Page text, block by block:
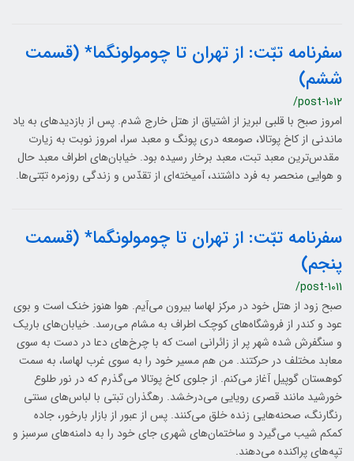
سفرنامه تبّت: از تهران تا چومولونگما* (قسمت
ششم)
/post-1012
امروز صبح با قلبی لبریز از اشتیاق از هتل خارج شدم. پس از بازدیدهای به یاد
ماندنی از کاخ پوتالا، صومعه دری پونگ و معبد سرا، امروز نوبت به زیارت
مقدس‌ترین معبد تبت، معبد برخار رسیده بود. خیابان‌های اطراف معبد حال
و هوایی منحصر به فرد داشتند، آمیخته‌ای از تقدّس و زندگی روزمره تبّتی‌ها.
سفرنامه تبّت: از تهران تا چومولونگما* (قسمت
پنجم)
/post-1011
صبح زود از هتل خود در مرکز لهاسا بیرون می‌آیم. هوا هنوز خنک است و بوی
عود و کندر از فروشگاه‌های کوچک اطراف به مشام می‌رسد. خیابان‌های باریک
و سنگفرش شده شهر پر از زائرانی است که با چرخ‌های دعا در دست به سوی
معابد مختلف در حرکتند. من هم مسیر خود را به سوی غرب لهاسا، به سمت
کوهستان گوپیل آغاز می‌کنم. از جلوی کاخ پوتالا می‌گذرم که در نور طلوع
خورشید مانند قصری رویایی می‌درخشد. رهگذران تبتی با لباس‌های سنتی
رنگارنگ، صحنه‌هایی زنده خلق می‌کنند. پس از عبور از بازار بارخور، جاده
کمکم شیب می‌گیرد و ساختمان‌های شهری جای خود را به دامنه‌های سرسبز و
تپه‌های پراکنده می‌دهند.